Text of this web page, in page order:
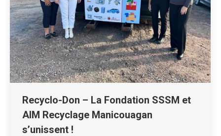
Recyclo-Don – La Fondation SSSM et
AIM Recyclage Manicouagan
s’unissent !